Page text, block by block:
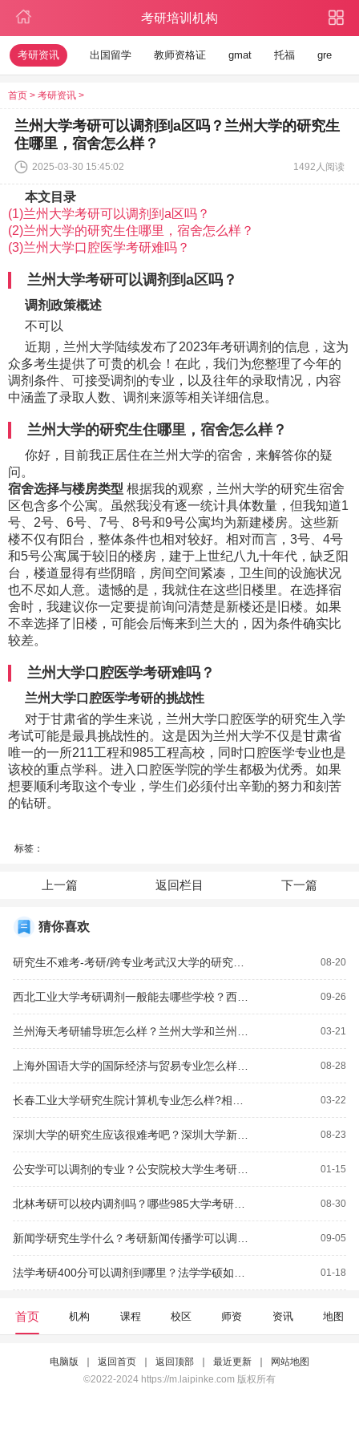
考研培训机构
考研资讯 出国留学 教师资格证 gmat 托福 gre
首页 > 考研资讯 >
兰州大学考研可以调剂到a区吗？兰州大学的研究生
住哪里，宿舍怎么样？
2025-03-30 15:45:02 1492人阅读
本文目录
(1)兰州大学考研可以调剂到a区吗？
(2)兰州大学的研究生住哪里，宿舍怎么样？
(3)兰州大学口腔医学考研难吗？
兰州大学考研可以调剂到a区吗？
调剂政策概述
不可以
近期，兰州大学陆续发布了2023年考研调剂的信息，这为
众多考生提供了可贵的机会！在此，我们为您整理了今年的
调剂条件、可接受调剂的专业，以及往年的录取情况，内容
中涵盖了录取人数、调剂来源等相关详细信息。
兰州大学的研究生住哪里，宿舍怎么样？
你好，目前我正居住在兰州大学的宿舍，来解答你的疑
问。
宿舍选择与楼房类型 根据我的观察，兰州大学的研究生宿舍
区包含多个公寓。虽然我没有逐一统计具体数量，但我知道1
号、2号、6号、7号、8号和9号公寓均为新建楼房。这些新
楼不仅有阳台，整体条件也相对较好。相对而言，3号、4号
和5号公寓属于较旧的楼房，建于上世纪八九十年代，缺乏阳
台，楼道显得有些阴暗，房间空间紧凑，卫生间的设施状况
也不尽如人意。遗憾的是，我就住在这些旧楼里。在选择宿
舍时，我建议你一定要提前询问清楚是新楼还是旧楼。如果
不幸选择了旧楼，可能会后悔来到兰大的，因为条件确实比
较差。
兰州大学口腔医学考研难吗？
兰州大学口腔医学考研的挑战性
对于甘肃省的学生来说，兰州大学口腔医学的研究生入学
考试可能是最具挑战性的。这是因为兰州大学不仅是甘肃省
唯一的一所211工程和985工程高校，同时口腔医学专业也是
该校的重点学科。进入口腔医学院的学生都极为优秀。如果
想要顺利考取这个专业，学生们必须付出辛勤的努力和刻苦
的钻研。
标签：
上一篇 返回栏目 下一篇
猜你喜欢
08-20
09-26
03-21
08-28
03-22
08-23
01-15
08-30
09-05
01-18
首页 机构 课程 校区 师资 资讯 地图
电脑版 返回首页 返回顶部 最近更新
网站地图
©2022-2024 https://m.laipinke.com 版权所有